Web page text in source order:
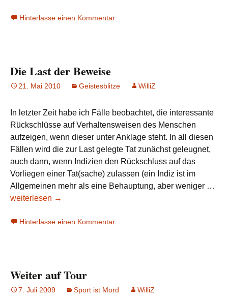
Hinterlasse einen Kommentar
Die Last der Beweise
21. Mai 2010 Geistesblitze WilliZ
In letzter Zeit habe ich Fälle beobachtet, die interessante
Rückschlüsse auf Verhaltensweisen des Menschen
aufzeigen, wenn dieser unter Anklage steht. In all diesen
Fällen wird die zur Last gelegte Tat zunächst geleugnet,
auch dann, wenn Indizien den Rückschluss auf das
Vorliegen einer Tat(sache) zulassen (ein Indiz ist im
Allgemeinen mehr als eine Behauptung, aber weniger …
weiterlesen →
Hinterlasse einen Kommentar
Weiter auf Tour
7. Juli 2009 Sport ist Mord WilliZ